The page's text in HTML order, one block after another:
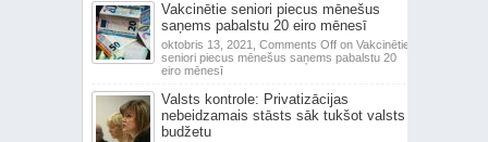
Vakcinētie seniori piecus mēnešus
saņems pabalstu 20 eiro mēnesī
oktobris 13, 2021, Comments Offon Vakcinētie
seniori piecus mēnešus saņems pabalstu 20
eiro mēnesī
Valsts kontrole: Privatizācijas
nebeidzamais stāsts sāk tukšot valsts
budžetu